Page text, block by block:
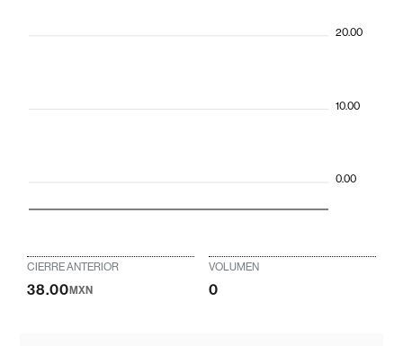
0.00
10.00
20.00
CIERRE ANTERIOR
38.00MXN
VOLUMEN
0